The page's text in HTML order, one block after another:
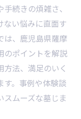
続きの煩雑さ、
ない悩みに直面す
は、鹿児島県薩摩
のポイントを解説
法、満足のいく
す。事例や体験談
スムーズな墓じま